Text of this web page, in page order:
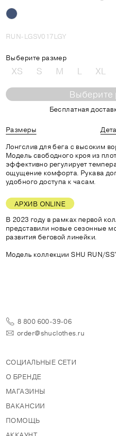
RUN-LGSV017LGY
Выберите размер
XS S M L XL
Выберите
Бесплатная
Размеры
Лонгслив для бега с высоким
Модель свободного кроя из
эффективно регулирует
ощущение комфорта. Рукава
удобного доступа к часам.
АРХИВ ONLINE
В 2023 году в рамках первой
представили новые сезонные
развития беговой линейки.
Модель коллекции SHU RUN/
8 800 600-39-06
order@shuclothes.ru
СОЦИАЛЬНЫЕ СЕТИ
О БРЕНДЕ
МАГАЗИНЫ
ВАКАНСИИ
ПОМОЩЬ